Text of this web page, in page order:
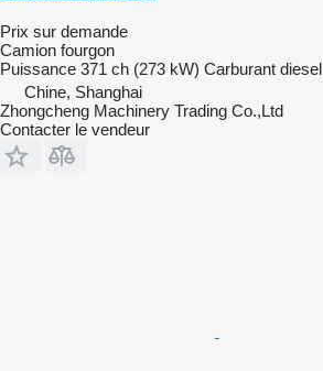
Prix sur demande
Camion fourgon
Puissance 371 ch (273 kW) Carburant diesel
Chine, Shanghai
Zhongcheng Machinery Trading Co.,Ltd
Contacter le vendeur